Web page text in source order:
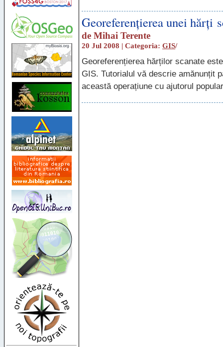
Georeferențierea unei hărți
de Mihai Terente
20 Jul 2008 | Categoria: GIS/
Georeferențierea hărților scanate
GIS. Tutorialul vă descrie amănunțit
această operațiune cu ajutorul